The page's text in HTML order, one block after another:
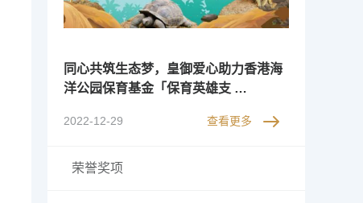
同心共筑生态梦，皇御爱心助力香港海
洋公园保育基金「保育英雄支 …
2022-12-29 查看更多
荣誉奖项